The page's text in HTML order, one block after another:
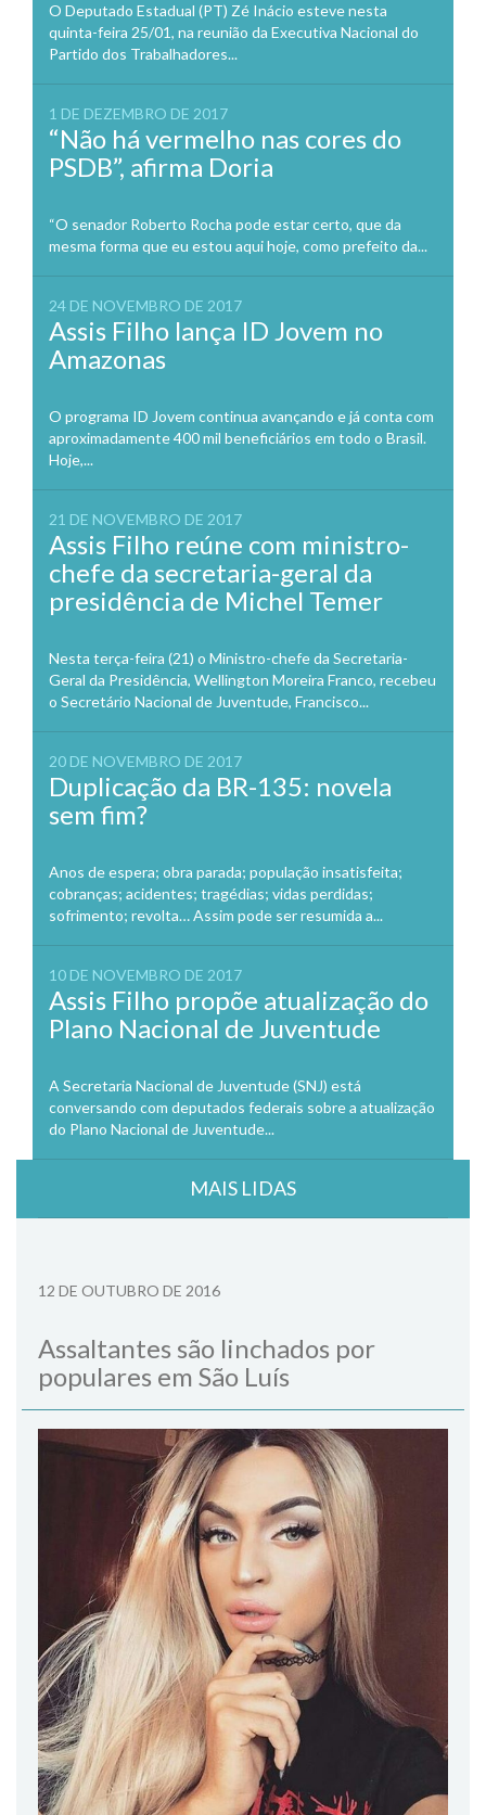
O Deputado Estadual (PT) Zé Inácio esteve nesta
quinta-feira 25/01, na reunião da Executiva Nacional do
Partido dos Trabalhadores...
1 DE DEZEMBRO DE 2017
“Não há vermelho nas cores do
PSDB”, afirma Doria
“O senador Roberto Rocha pode estar certo, que da
mesma forma que eu estou aqui hoje, como prefeito da...
24 DE NOVEMBRO DE 2017
Assis Filho lança ID Jovem no
Amazonas
O programa ID Jovem continua avançando e já conta com
aproximadamente 400 mil beneficiários em todo o Brasil.
Hoje,...
21 DE NOVEMBRO DE 2017
Assis Filho reúne com ministro-
chefe da secretaria-geral da
presidência de Michel Temer
Nesta terça-feira (21) o Ministro-chefe da Secretaria-
Geral da Presidência, Wellington Moreira Franco, recebeu
o Secretário Nacional de Juventude, Francisco...
20 DE NOVEMBRO DE 2017
Duplicação da BR-135: novela
sem fim?
Anos de espera; obra parada; população insatisfeita;
cobranças; acidentes; tragédias; vidas perdidas;
sofrimento; revolta… Assim pode ser resumida a...
10 DE NOVEMBRO DE 2017
Assis Filho propõe atualização do
Plano Nacional de Juventude
A Secretaria Nacional de Juventude (SNJ) está
conversando com deputados federais sobre a atualização
do Plano Nacional de Juventude...
MAIS LIDAS
12 DE OUTUBRO DE 2016
Assaltantes são linchados por
populares em São Luís